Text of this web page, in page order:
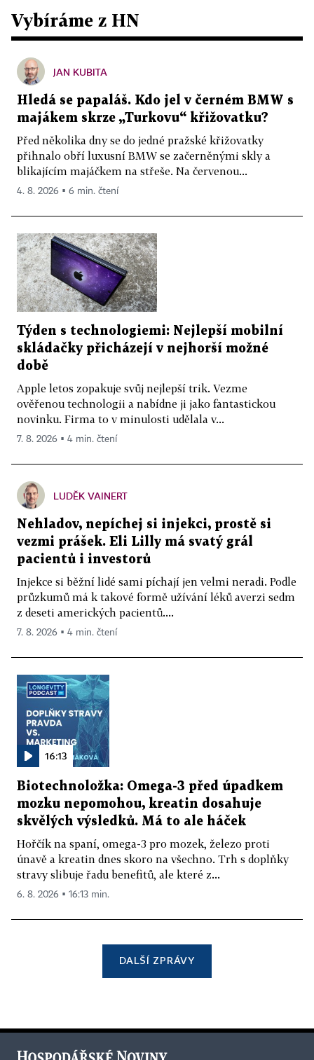
Vybíráme z HN
JAN KUBITA
Hledá se papaláš. Kdo jel v černém BMW s
majákem skrze „Turkovu“ křižovatku?
Před několika dny se do jedné pražské křižovatky
přihnalo obří luxusní BMW se začerněnými skly a
blikajícím majáčkem na střeše. Na červenou...
4. 8. 2026 ▪ 6 min. čtení
Týden s technologiemi: Nejlepší mobilní
skládačky přicházejí v nejhorší možné
době
Apple letos zopakuje svůj nejlepší trik. Vezme
ověřenou technologii a nabídne ji jako fantastickou
novinku. Firma to v minulosti udělala v...
7. 8. 2026 ▪ 4 min. čtení
LUDĚK VAINERT
Nehladov, nepíchej si injekci, prostě si
vezmi prášek. Eli Lilly má svatý grál
pacientů i investorů
Injekce si běžní lidé sami píchají jen velmi neradi. Podle
průzkumů má k takové formě užívání léků averzi sedm
z deseti amerických pacientů....
7. 8. 2026 ▪ 4 min. čtení
16:13
Biotechnoložka: Omega-3 před úpadkem
mozku nepomohou, kreatin dosahuje
skvělých výsledků. Má to ale háček
Hořčík na spaní, omega-3 pro mozek, železo proti
únavě a kreatin dnes skoro na všechno. Trh s doplňky
stravy slibuje řadu benefitů, ale které z...
6. 8. 2026 ▪ 16:13 min.
DALŠÍ ZPRÁVY